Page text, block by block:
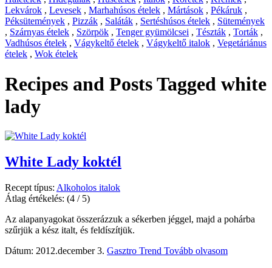
Lekvárok , Levesek , Marhahúsos ételek , Mártások , Pékáruk ,
Péksütemények , Pizzák , Saláták , Sertéshúsos ételek , Sütemények
, Szárnyas ételek , Szörpök , Tenger gyümölcsei , Tészták , Torták ,
Vadhúsos ételek , Vágykeltő ételek , Vágykeltő italok , Vegetáriánus
ételek , Wok ételek
Recipes and Posts Tagged white
lady
White Lady koktél
Recept típus: Alkoholos italok
Átlag értékelés: (4 / 5)
Az alapanyagokat összerázzuk a sékerben jéggel, majd a pohárba
szűrjük a kész italt, és feldíszítjük.
Dátum: 2012.december 3. Gasztro Trend Tovább olvasom